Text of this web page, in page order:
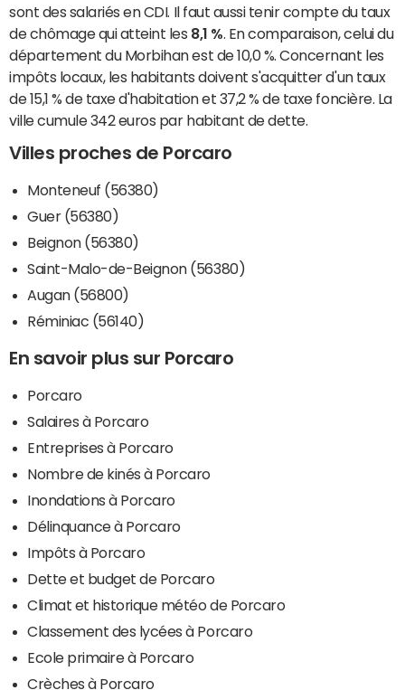
sont des salariés en CDI. Il faut aussi tenir compte du taux
de chômage qui atteint les 8,1 % . En comparaison, celui du
département du Morbihan est de 10,0 %. Concernant les
impôts locaux, les habitants doivent s'acquitter d'un taux
de 15,1 % de taxe d'habitation et 37,2 % de taxe foncière. La
ville cumule 342 euros par habitant de dette.
Villes proches de Porcaro
Monteneuf (56380)
Guer (56380)
Beignon (56380)
Saint-Malo-de-Beignon (56380)
Augan (56800)
Réminiac (56140)
En savoir plus sur Porcaro
Porcaro
Salaires à Porcaro
Entreprises à Porcaro
Nombre de kinés à Porcaro
Inondations à Porcaro
Délinquance à Porcaro
Impôts à Porcaro
Dette et budget de Porcaro
Climat et historique météo de Porcaro
Classement des lycées à Porcaro
Ecole primaire à Porcaro
Crèches à Porcaro